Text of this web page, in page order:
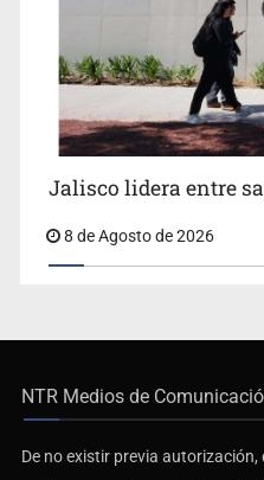
Jalisco lidera entre
8 de Agosto de 2026
NTR Medios de
De no existir previa